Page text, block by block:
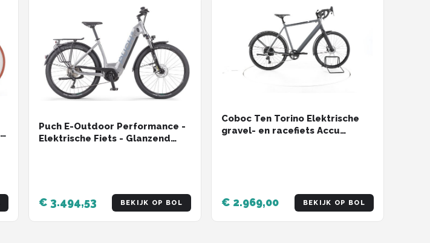
Puch E-Outdoor Performance -
Elektrische Fiets - Glanzend
€ 3.494,53 BEKIJK OP BOL
Coboc Ten Torino Elektrische
gravel- en racefiets Accu
€ 2.969,00 BEKIJK OP BOL